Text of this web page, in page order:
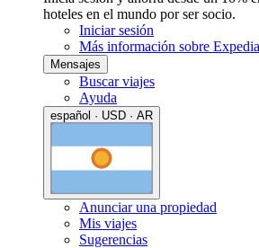
hoteles en el mundo por ser socio.
Iniciar sesión
Más información sobre
Mensajes
Buscar viajes
Ayuda
español · USD · AR
Anunciar una propiedad
Mis viajes
Sugerencias